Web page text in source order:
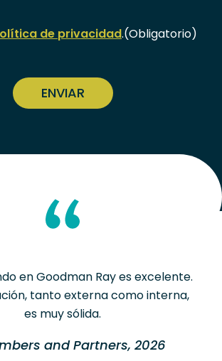
(Obligatorio)
de privacidad.(Obligatorio)
en Goodman Ray es excelente.
tanto externa como interna,
es muy sólida.
and Partners, 2026